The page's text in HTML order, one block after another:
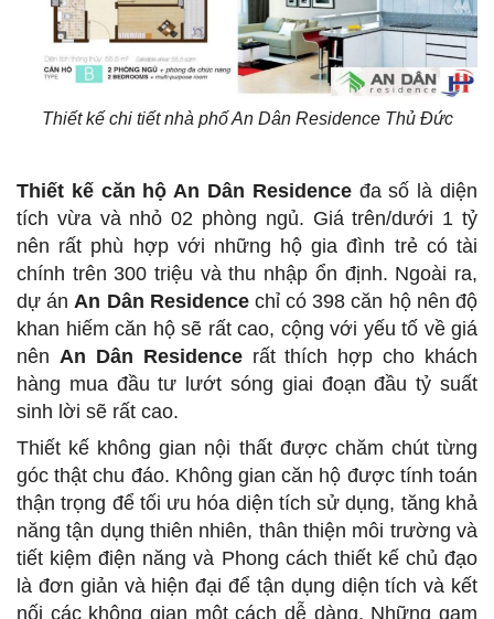
Thiết kế chi tiết nhà phố An Dân Residence Thủ Đức
Thiết kế căn hộ An Dân Residenceđa số là diện
tích vừa và nhỏ 02 phòng ngủ. Giá trên/dưới 1 tỷ
nên rất phù hợp với những hộ gia đình trẻ có tài
chính trên 300 triệu và thu nhập ổn định. Ngoài ra,
dự án An Dân Residencechỉ có 398 căn hộ nên độ
khan hiếm căn hộ sẽ rất cao, cộng với yếu tố về giá
nên An Dân Residencerất thích hợp cho khách
hàng mua đầu tư lướt sóng giai đoạn đầu tỷ suất
sinh lời sẽ rất cao.
Thiết kế không gian nội thất được chăm chút từng
góc thật chu đáo. Không gian căn hộ được tính toán
thận trọng để tối ưu hóa diện tích sử dụng, tăng khả
năng tận dụng thiên nhiên, thân thiện môi trường và
tiết kiệm điện năng và Phong cách thiết kế chủ đạo
là đơn giản và hiện đại để tận dụng diện tích và kết
nối các không gian một cách dễ dàng. Những gam